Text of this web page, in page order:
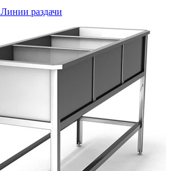
Линии раздачи